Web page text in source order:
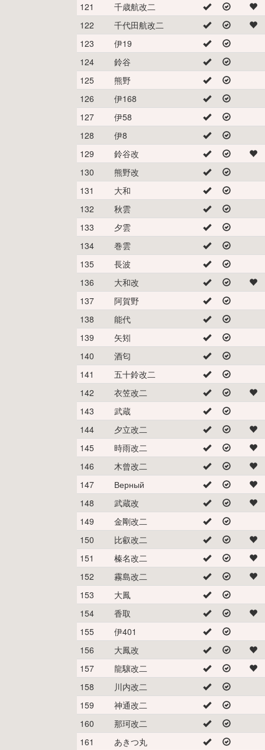
121
千歳航改二
122
千代田航改二
123
伊19
124
鈴谷
125
熊野
126
伊168
127
伊58
128
伊8
129
鈴谷改
130
熊野改
131
大和
132
秋雲
133
夕雲
134
巻雲
135
長波
136
大和改
137
阿賀野
138
能代
139
矢矧
140
酒匂
141
五十鈴改二
142
衣笠改二
143
武蔵
144
夕立改二
145
時雨改二
146
木曾改二
147
Верный
148
武蔵改
149
金剛改二
150
比叡改二
151
榛名改二
152
霧島改二
153
大鳳
154
香取
155
伊401
156
大鳳改
157
龍驤改二
158
川内改二
159
神通改二
160
那珂改二
161
あきつ丸